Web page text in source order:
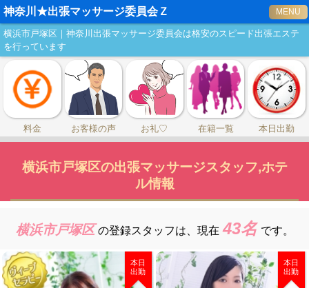
神奈川★出張マッサージ委員会Ｚ MENU
横浜市戸塚区｜神奈川出張マッサージ委員会は格安のスピード出張エステ
を行っています
料金 お客様の声 お礼♡ 在籍一覧 本日出勤
横浜市戸塚区の出張マッサージスタッフ,ホテ
ル情報
横浜市戸塚区 の登録スタッフは、 現在 43名 です。
本日
出勤
本日
出勤